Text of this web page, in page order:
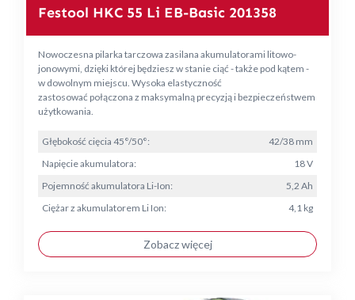
Festool HKC 55 Li EB-Basic 201358
Nowoczesna pilarka tarczowa zasilana akumulatorami litowo-
jonowymi, dzięki której będziesz w stanie ciąć - także pod kątem -
w dowolnym miejscu. Wysoka elastyczność
zastosować połączona z maksymalną precyzją i bezpieczeństwem
użytkowania.
Głębokość cięcia 45°/50°:
42/38 mm
Napięcie akumulatora:
18 V
Pojemność akumulatora Li-Ion:
5,2 Ah
Ciężar z akumulatorem Li Ion:
4,1 kg
Zobacz więcej